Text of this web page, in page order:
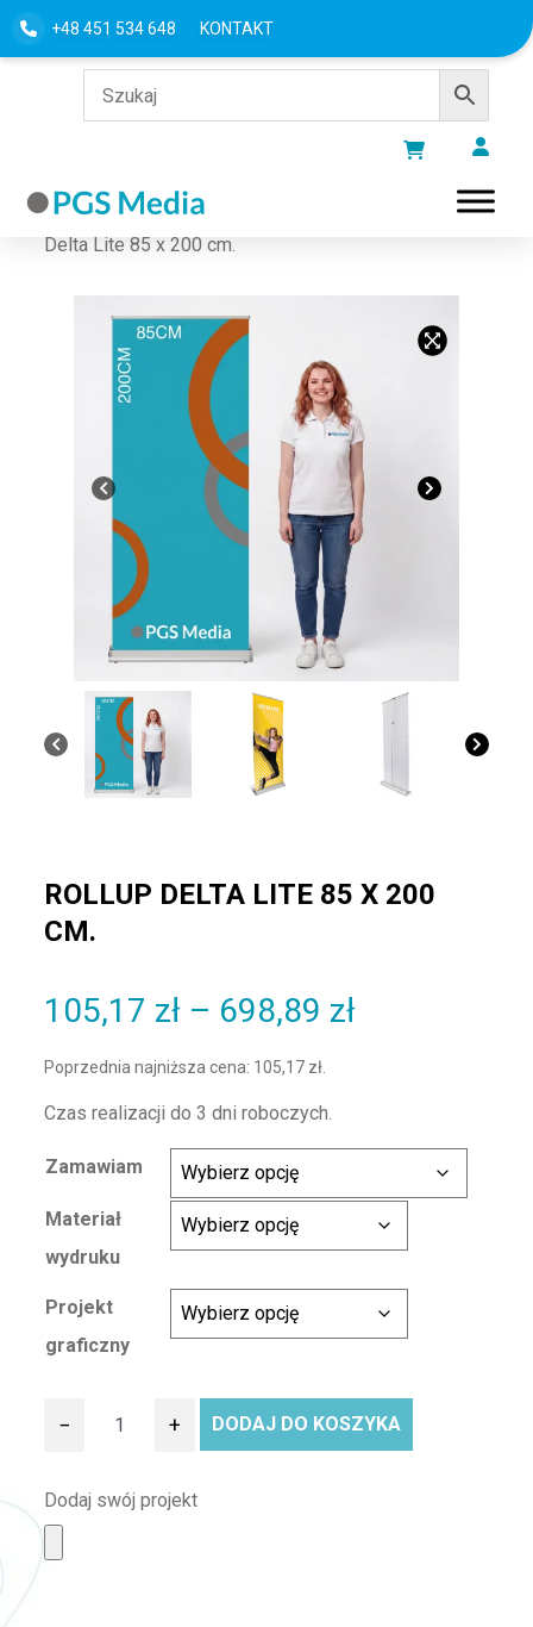
+48 451 534 648 KONTAKT
Strona główna/ROLL-UP
Delta Lite 85 x 200 cm.
ROLLUP DELTA LITE 85 X 200
CM.
105,17 zł – 698,89 złZakres cen:
Poprzednia najniższa cena: 105,17 zł
Czas realizacji do 3 dni roboczych.
Zamawiam
Materiał
wydruku
Projekt
graficzny
ilość Rollup Delta Lite 85 x 200 cm.
− + DODAJ DO KOSZYKA
Dodaj swój projekt